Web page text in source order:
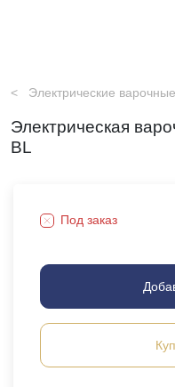
Электрические
Электрическая
BL
Под заказ